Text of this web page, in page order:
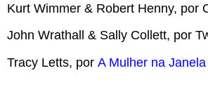
Kurt Wimmer & Robert Henny, por
John Wrathall & Sally Collett, por
Tracy Letts, por A Mulher na Janela